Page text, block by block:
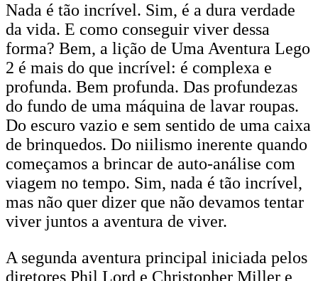
Nada é tão incrível. Sim, é a dura verdade
da vida. E como conseguir viver dessa
forma? Bem, a lição de Uma Aventura Lego
2 é mais do que incrível: é complexa e
profunda. Bem profunda. Das profundezas
do fundo de uma máquina de lavar roupas.
Do escuro vazio e sem sentido de uma caixa
de brinquedos. Do niilismo inerente quando
começamos a brincar de auto-análise com
viagem no tempo. Sim, nada é tão incrível,
mas não quer dizer que não devamos tentar
viver juntos a aventura de viver.
A segunda aventura principal iniciada pelos
diretores Phil Lord e Christopher Miller e